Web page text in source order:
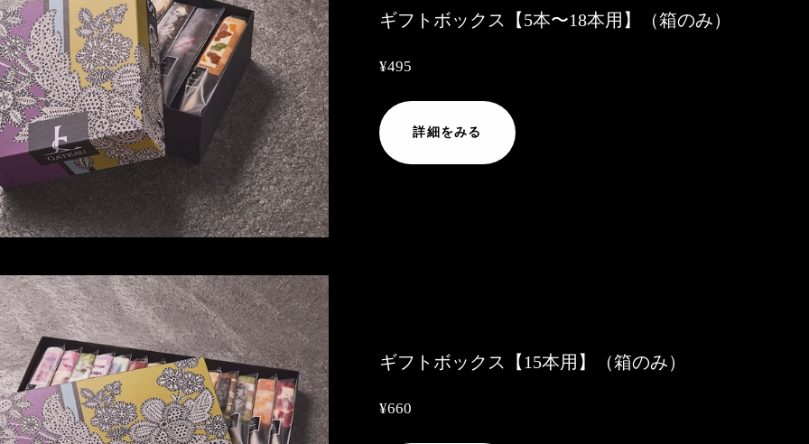
ギフトボックス【5本〜18本用】（箱のみ）
¥495
詳細をみる
ギフトボックス【15本用】（箱のみ）
¥660